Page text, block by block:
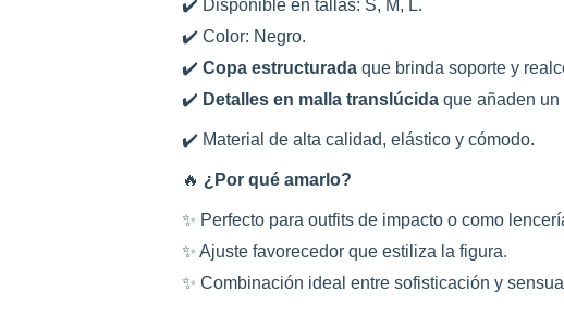
✔️ Disponible en tallas: S, M, L.
✔️ Color: Negro.
✔️ Copa estructurada que brinda soporte y
✔️ Detalles en malla translúcida que añaden
✔️ Material de alta calidad, elástico y cómodo.
🔥 ¿Por qué amarlo?
✨ Perfecto para outfits de impacto o como
✨ Ajuste favorecedor que estiliza la figura.
✨ Combinación ideal entre sofisticación y